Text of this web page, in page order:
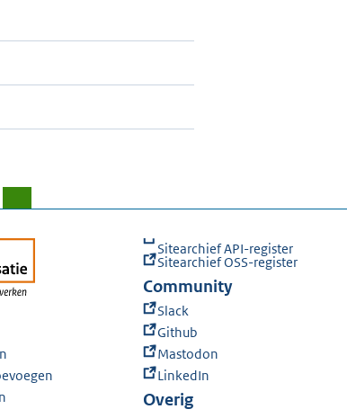
Sitearchief API-register
Sitearchief OSS-register
Community
Slack
Github
Mastodon
LinkedIn
Overig